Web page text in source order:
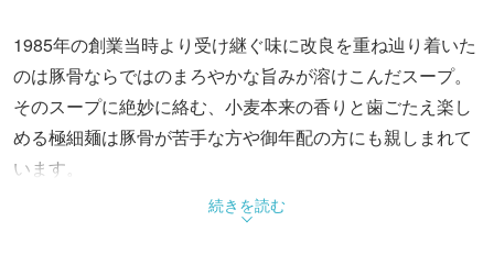
1985年の創業当時より受け継ぐ味に改良を重ね辿り着いた
のは豚骨ならではのまろやかな旨みが溶けこんだスープ。
そのスープに絶妙に絡む、小麦本来の香りと歯ごたえ楽し
める極細麺は豚骨が苦手な方や御年配の方にも親しまれて
います。
「ラーメンを世界共通語に」を合言葉に、ニューヨークや
シドニー、香港、上海、シンガポール、台北、ソウルなど
続きを読む